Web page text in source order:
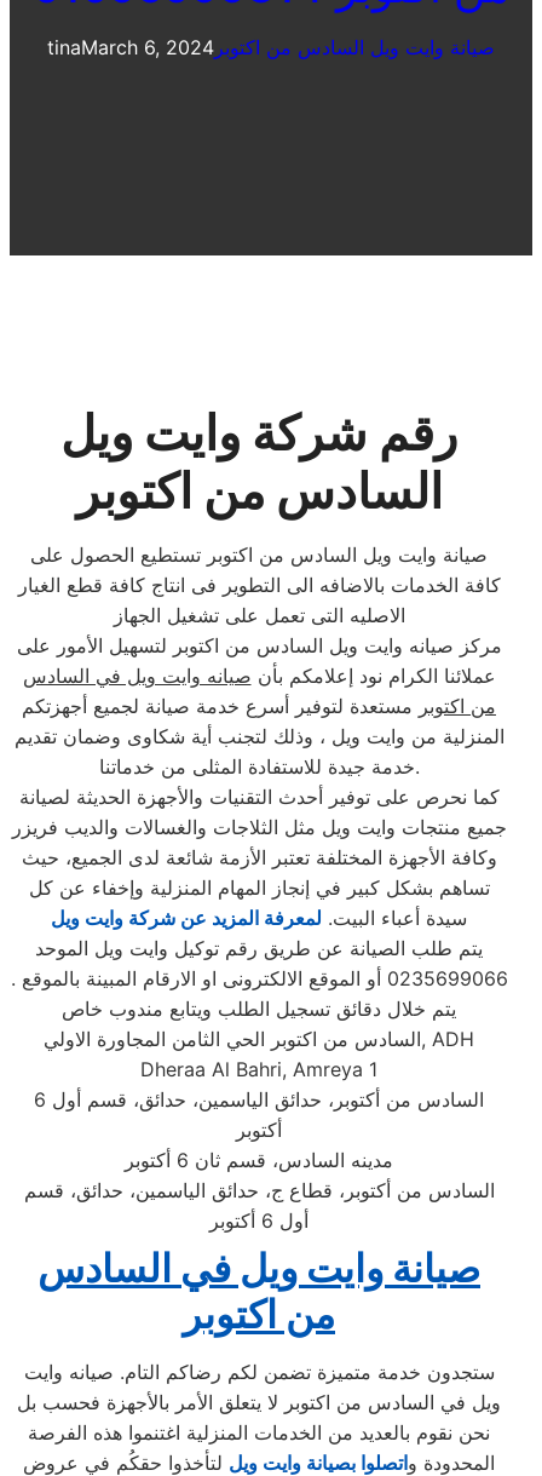
tinaMarch 6, 2024 صيانة وايت ويل السادس من اكتوبر
رقم شركة وايت ويل
السادس من اكتوبر
صيانة وايت ويل السادس من اكتوبر تستطيع الحصول على
كافة الخدمات بالاضافه الى التطوير فى انتاج كافة قطع الغيار
الاصليه التى تعمل على تشغيل الجهاز
مركز صيانه وايت ويل السادس من اكتوبر لتسهيل الأمور على
عملائنا الكرام نود إعلامكم بأن صيانه وايت ويل في السادس
من اكتوبر مستعدة لتوفير أسرع خدمة صيانة لجميع أجهزتكم
المنزلية من وايت ويل ، وذلك لتجنب أية شكاوى وضمان تقديم
خدمة جيدة للاستفادة المثلى من خدماتنا.
كما نحرص على توفير أحدث التقنيات والأجهزة الحديثة لصيانة
جميع منتجات وايت ويل مثل الثلاجات والغسالات والديب فریزر
وكافة الأجهزة المختلفة تعتبر الأزمة شائعة لدى الجميع، حيث
تساهم بشكل كبير في إنجاز المهام المنزلية وإخفاء عن كل
سيدة أعباء البيت. لمعرفة المزيد عن شركة وايت ويل
يتم طلب الصيانة عن طريق رقم توكيل وايت ويل الموحد
0235699066 أو الموقع الالكترونى او الارقام المبينة بالموقع .
يتم خلال دقائق تسجيل الطلب ويتابع مندوب خاص
السادس من اكتوبر الحي الثامن المجاورة الاولي, ADH
Dheraa Al Bahri, Amreya 1
السادس من أكتوبر، حدائق الياسمين، حدائق، قسم أول 6
أكتوبر
مدينه السادس، قسم ثان 6 أكتوبر
السادس من أكتوبر، قطاع ج، حدائق الياسمين، حدائق، قسم
أول 6 أكتوبر
صيانة وايت ويل في السادس
من اكتوبر
ستجدون خدمة متميزة تضمن لكم رضاكم التام. صيانه وايت
ويل في السادس من اكتوبر لا يتعلق الأمر بالأجهزة فحسب بل
نحن نقوم بالعديد من الخدمات المنزلية اغتنموا هذه الفرصة
المحدودة واتصلوا بصيانة وايت ويل لتأخذوا حقكُم في عروض